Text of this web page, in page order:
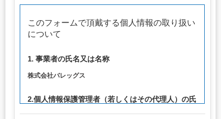
このフォームで頂戴する個人情報の取り扱い
について
1. 事業者の氏名又は名称
株式会社バレッグス
2.個人情報保護管理者（若しくはその代理人）の氏